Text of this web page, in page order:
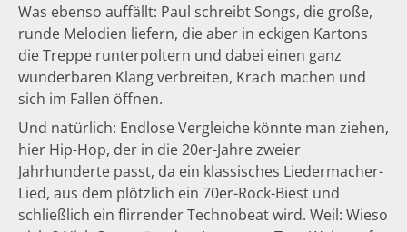
Was ebenso auffällt: Paul schreibt Songs, die große,
runde Melodien liefern, die aber in eckigen Kartons
die Treppe runterpoltern und dabei einen ganz
wunderbaren Klang verbreiten, Krach machen und
sich im Fallen öffnen.
Und natürlich: Endlose Vergleiche könnte man ziehen,
hier Hip-Hop, der in die 20er-Jahre zweier
Jahrhunderte passt, da ein klassisches Liedermacher-
Lied, aus dem plötzlich ein 70er-Rock-Biest und
schließlich ein flirrender Technobeat wird. Weil: Wieso